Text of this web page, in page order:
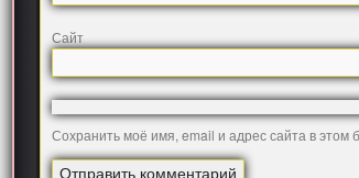
Сайт
Сохранить моё имя, email и адрес сайта в